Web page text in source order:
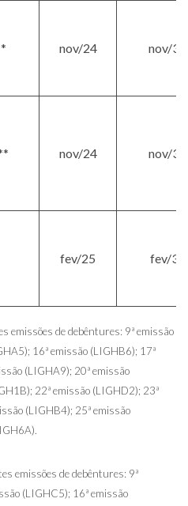
* nov/24 nov/32
nov/24 nov/37
fev/25 fev/35
emissões de debêntures: 9ª emissão
16ª emissão (LIGHB6); 17ª
(LIGHA9); 20ª emissão
22ª emissão (LIGHD2); 23ª
(LIGHB4); 25ª emissão
emissões de debêntures: 9ª
(LIGHC5); 16ª emissão